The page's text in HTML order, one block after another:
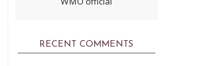
RECENT COMMENTS